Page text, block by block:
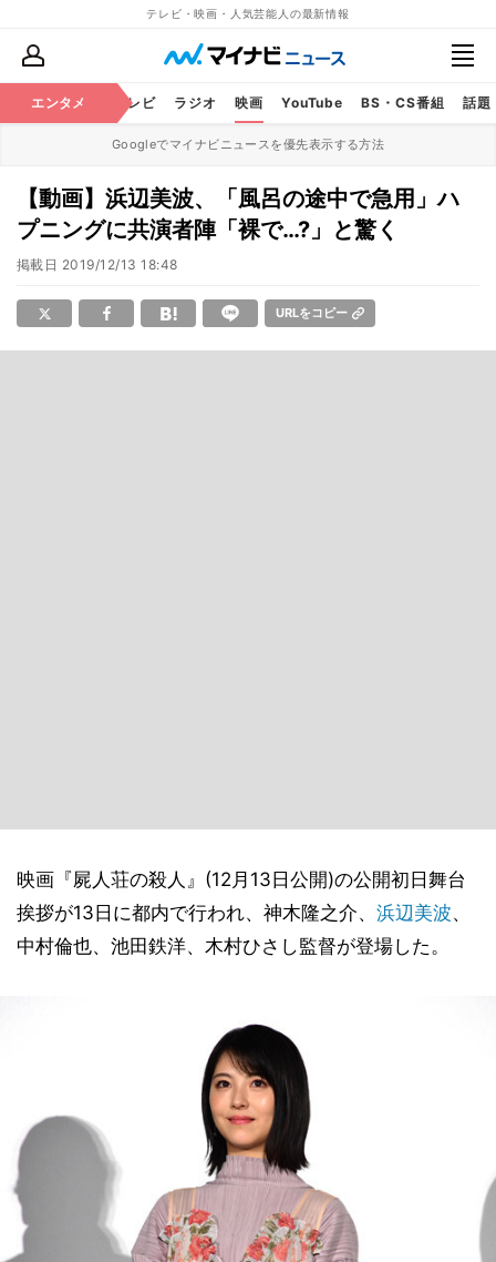
テレビ・映画・人気芸能人の最新情報
エンタメ
芸能 テレビ ラジオ 映画 YouTube BS・CS番組 話題
Googleでマイナビニュースを優先表示する方法
【動画】浜辺美波、「風呂の途中で急用」ハ
プニングに共演者陣「裸で…?」と驚く
掲載日 2019/12/13 18:48
URLをコピー
映画『屍人荘の殺人』(12月13日公開)の公開初日舞台
挨拶が13日に都内で行われ、神木隆之介、 浜辺美波、
中村倫也、池田鉄洋、木村ひさし監督が登場した。